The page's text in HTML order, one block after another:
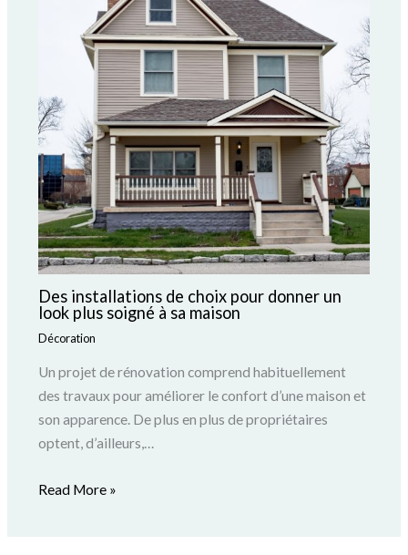
Des installations de choix pour donner un
look plus soigné à sa maison
Décoration
Un projet de rénovation comprend habituellement
des travaux pour améliorer le confort d’une maison et
son apparence. De plus en plus de propriétaires
optent, d’ailleurs,…
Read More »